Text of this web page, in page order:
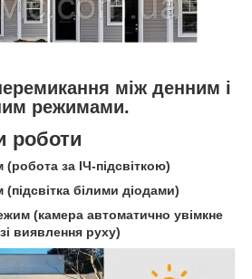
між денним і
режимами.
роботи
за ІЧ-підсвіткою)
білими діодами)
(камера автоматично увімкне
виявлення руху)